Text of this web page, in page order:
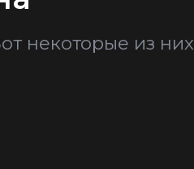
некоторые из них